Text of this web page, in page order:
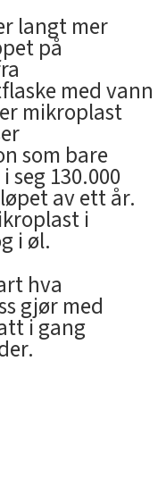
langt mer
på
med vann
mikroplast
som bare
130.000
av ett år.
i
i øl.
hva
gjør med
i gang